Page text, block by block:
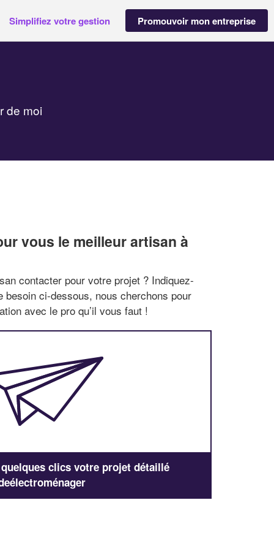
Simplifiez votre gestion Promouvoir mon entreprise
de moi
vous le meilleur artisan à
contacter pour votre projet ? Indiquez-
besoin ci-dessous, nous cherchons pour
avec le pro qu’il vous faut !
clics votre projet détaillé